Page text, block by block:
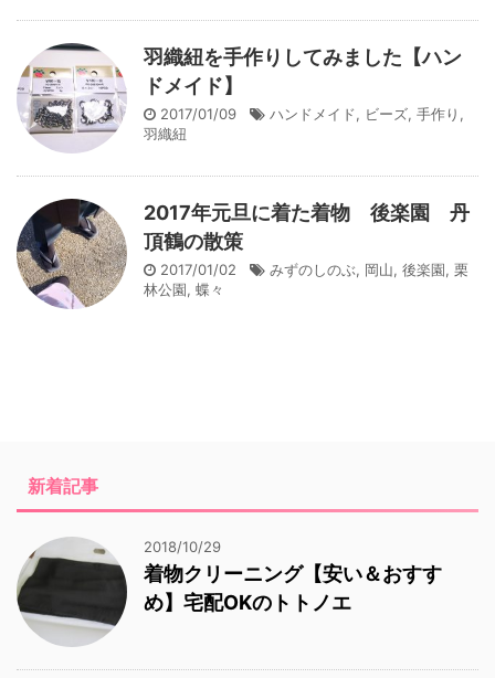
羽織紐を手作りしてみました【ハン
ドメイド】
2017/01/09 ハンドメイド, ビーズ, 手作り ,
羽織紐
2017年元旦に着た着物 後楽園 丹
頂鶴の散策
2017/01/02 みずのしのぶ, 岡山, 後楽園, 栗
林公園, 蝶々
新着記事
2018/10/29
着物クリーニング【安い＆おすす
め】宅配OKのトトノエ